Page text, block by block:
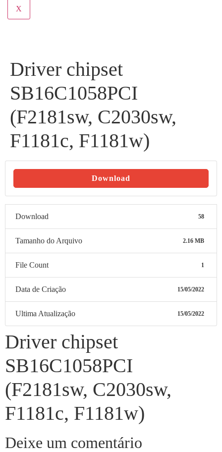
X
Driver chipset
SB16C1058PCI
(F2181sw, C2030sw,
F1181c, F1181w)
Download
Download 58
Tamanho do Arquivo 2.16 MB
File Count 1
Data de Criação 15/05/2022
Ultima Atualização 15/05/2022
Driver chipset
SB16C1058PCI
(F2181sw, C2030sw,
F1181c, F1181w)
Deixe um comentário